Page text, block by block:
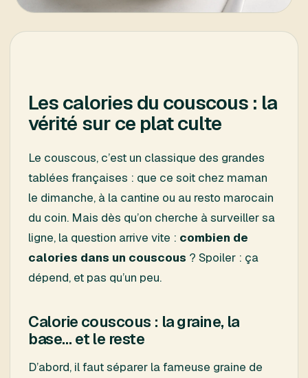
Les calories du couscous : la
vérité sur ce plat culte
Le couscous, c’est un classique des grandes
tablées françaises : que ce soit chez maman
le dimanche, à la cantine ou au resto marocain
du coin. Mais dès qu’on cherche à surveiller sa
ligne, la question arrive vite : combien de
calories dans un couscous ? Spoiler : ça
dépend, et pas qu’un peu.
Calorie couscous : la graine, la
base… et le reste
D’abord, il faut séparer la fameuse graine de